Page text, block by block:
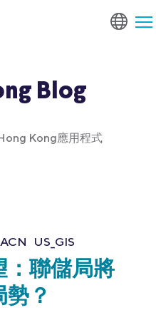
Blog
Kong應用程式
US_GIS
：聯儲局將
？